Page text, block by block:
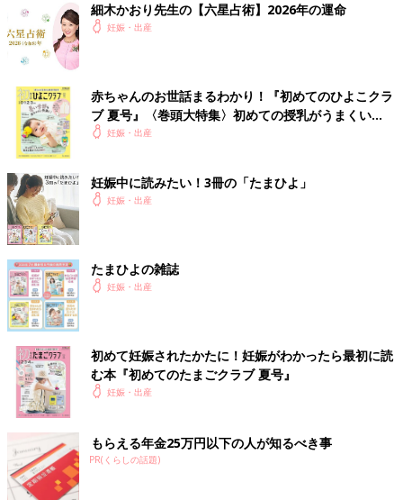
「スピーディーな検診で、僕は好感持てますけどね…」とのこ
と。
付き添いの夫からしてみれば検診はさっさか終わった方がいいの
でしょうが、
わたしは当事者なので、もっと親身になって（できれば笑顔で）
話を聞いて欲しかったのです。
（産婦人科が舞台の某漫画を読んで、そういうやりとりに憧れて
いたのもあります…）
細木かおり先生の【六星占術】2026年の運命
妊娠・出産
赤ちゃんのお世話まるわかり！『初めてのひよこクラ
ブ 夏号』〈巻頭大特集〉初めての授乳がうまくい
く！ おっぱい・ミルクの基本と夏のトラブル 解決テ
妊娠・出産
妊娠中に読みたい！3冊の「たまひよ」
妊娠・出産
たまひよの雑誌
妊娠・出産
初めて妊娠されたかたに！妊娠がわかったら最初に読
む本『初めてのたまごクラブ 夏号』
妊娠・出産
もらえる年金25万円以下の人が知るべき事
PR(くらしの話題)